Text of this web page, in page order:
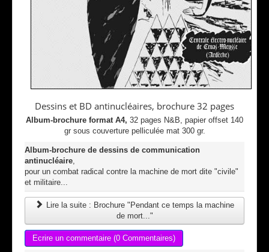
Dessins et BD antinucléaires, brochure 32 pages
Album-brochure format A4, 32 pages N&B, papier offset 140
gr sous couverture pelliculée mat 300 gr.
Album-brochure de dessins de communication
antinucléaire,
pour un combat radical contre la machine de mort dite "civile"
et militaire...
Lire la suite : Brochure "Pendant ce temps la machine
de mort..."
Ecrire un commentaire (0 Commentaires)